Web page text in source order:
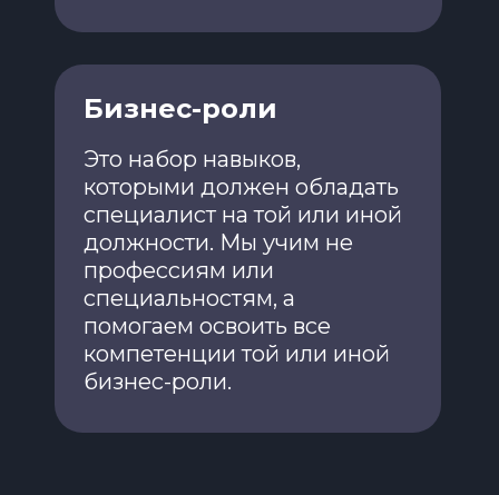
Бизнес-роли
Это набор навыков,
которыми должен обладать
специалист на той или иной
должности. Мы учим не
профессиям или
специальностям, а
помогаем освоить все
компетенции той или иной
бизнес-роли.